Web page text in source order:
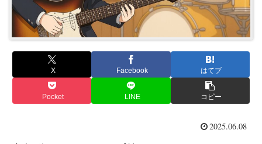
X Facebook はてブ
Pocket LINE コピー
2025.06.08